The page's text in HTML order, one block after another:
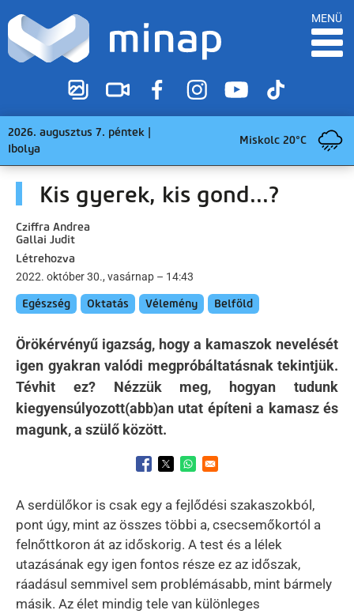
MENÜ
2026. augusztus 7. péntek |
Ibolya
Miskolc 20°C
Kis gyerek, kis gond...?
Cziffra Andrea
Gallai Judit
Létrehozva
2022. október 30., vasárnap – 14:43
Egészség Oktatás Vélemény Belföld
Örökérvényű igazság, hogy a kamaszok nevelését
igen gyakran valódi megpróbáltatásnak tekintjük.
Tévhit ez? Nézzük meg, hogyan tudunk
kiegyensúlyozott(abb)an utat építeni a kamasz és
magunk, a szülő között.
Opens in a new window
Opens in a new window
Opens in a new window
A serdülőkor is csak egy a fejlődési szakaszokból,
pont úgy, mint az összes többi a, csecsemőkortól a
felnőttkoron át az időskorig. A test és a lélek
utazásának egy igen fontos része ez az időszak,
ráadásul semmivel sem problémásabb, mint bármely
másik. Az élet mindig tele van különleges